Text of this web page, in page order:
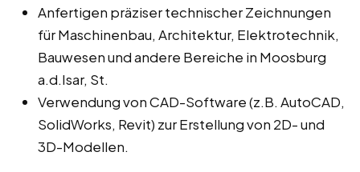
Anfertigen präziser technischer Zeichnungen
für Maschinenbau, Architektur, Elektrotechnik,
Bauwesen und andere Bereiche in Moosburg
a.d.Isar, St.
Verwendung von CAD-Software (z.B. AutoCAD,
SolidWorks, Revit) zur Erstellung von 2D- und
3D-Modellen.